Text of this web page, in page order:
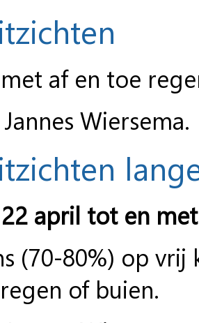
af en toe
april tot en
(70-80%) op
of buien.